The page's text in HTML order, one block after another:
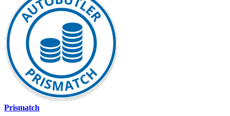
Prismatch